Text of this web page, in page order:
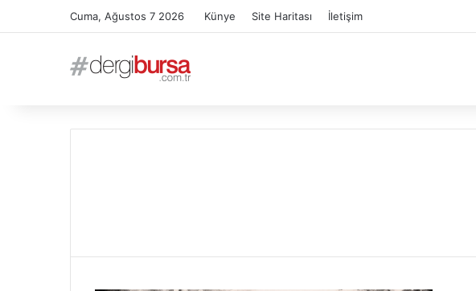
Cuma, Ağustos 7 2026 Künye Site Haritası İletişim